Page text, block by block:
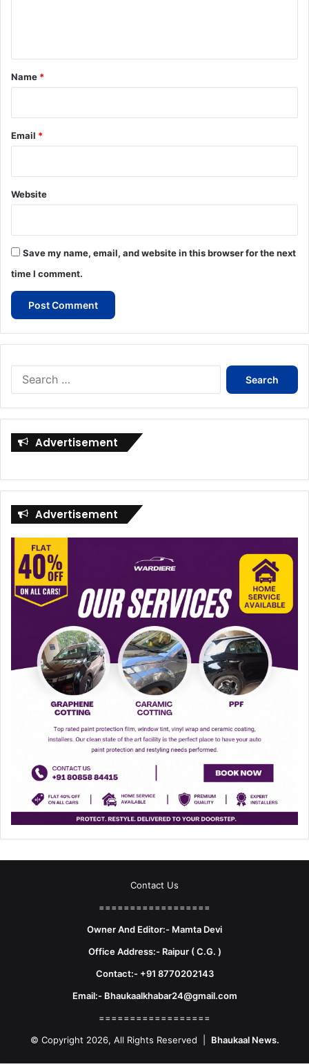
*
Name *
Email *
Website
Save my name, email, and website in this browser for the next
time I comment.
Search
Advertisement
Advertisement
Contact Us
==================
Owner And Editor:- Mamta Devi
Office Address:- Raipur ( C.G. )
Contact:- +91 8770202143
Email:- Bhaukaalkhabar24@gmail.com
==================
© Copyright 2026, All Rights Reserved | Bhaukaal News.